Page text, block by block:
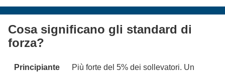
Cosa significano gli standard di
forza?
Principiante
Più forte del 5% dei sollevatori. Un